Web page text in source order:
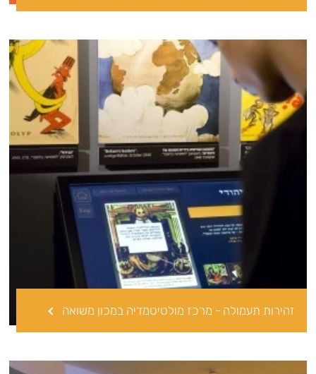
זהירות תעמולה - מרכז מולטיטמדיה במכון משואה